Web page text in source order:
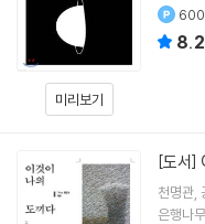
미리보기
8.2
[도서]
천명관
은행나무